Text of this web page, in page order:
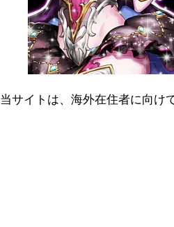
当サイトは、海外在住者に向け